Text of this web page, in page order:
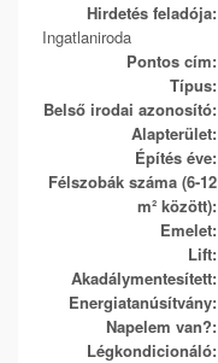
Hirdetés feladója:
Ingatlaniroda
Pontos cím:
Típus:
Belső irodai azonosító:
Alapterület:
Építés éve:
Félszobák száma (6-12
m² között):
Emelet:
Lift:
Akadálymentesített:
Energiatanúsítvány:
Napelem van?:
Légkondicionáló: